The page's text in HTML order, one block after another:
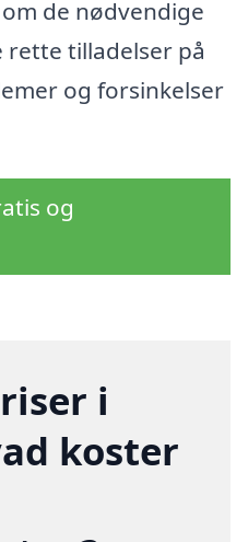
de nødvendige
rette tilladelser på
og forsinkelser
og
i
koster